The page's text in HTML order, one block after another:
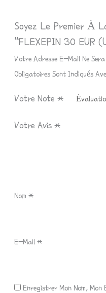
Soyez Le Premier À
“FLEXEPIN 30 EUR
Votre Adresse E-Mail Ne Sera
Obligatoires Sont Indiqués
Votre Note*
Votre Avis*
Nom*
E-Mail*
Enregistrer Mon Nom,